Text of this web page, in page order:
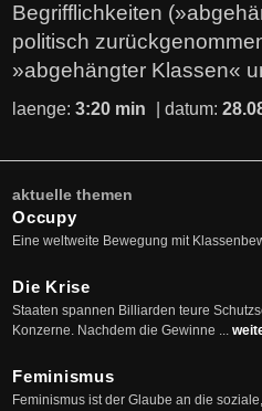
Begrifflichkeiten
politisch
»abgehängter Klassen«
laenge: 3:20 min | datum:
aktuelle themen
Occupy
Eine weltweite Bewegung mit
Die Krise
Staaten spannen Billiarden teure
Konzerne. Nachdem die Gewinne ...
Feminismus
Feminismus ist der Glaube an die